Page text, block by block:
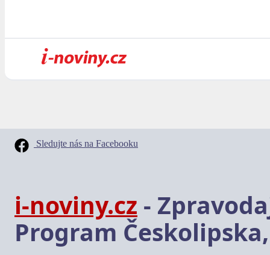
Sledujte nás na Facebooku
i-noviny.cz -
Program